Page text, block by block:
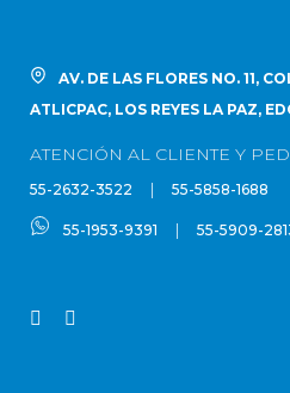
AV. DE LAS FLORES NO. 11,
ATLICPAC, LOS REYES LA PAZ,
ATENCIÓN AL CLIENTE Y
55-2632-3522 | 55-5858-1688
55-1953-9391 | 55-5909-